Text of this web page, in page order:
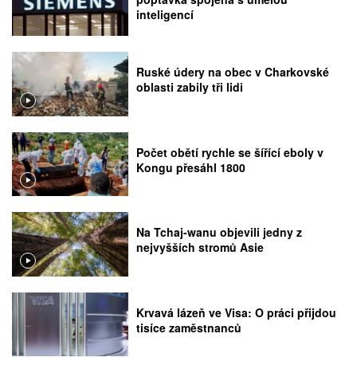
inteligencí
Ruské údery na obec v Charkovské
oblasti zabily tři lidi
Počet obětí rychle se šířící eboly v
Kongu přesáhl 1800
Na Tchaj-wanu objevili jedny z
nejvyšších stromů Asie
Krvavá lázeň ve Visa: O práci přijdou
tisíce zaměstnanců